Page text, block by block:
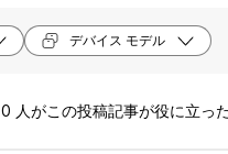
デバイス モデル
0 人がこの投稿記事が役に立っ